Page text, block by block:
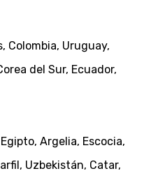
Colombia, Uruguay,
del Sur, Ecuador,
Argelia, Escocia,
Uzbekistán, Catar,